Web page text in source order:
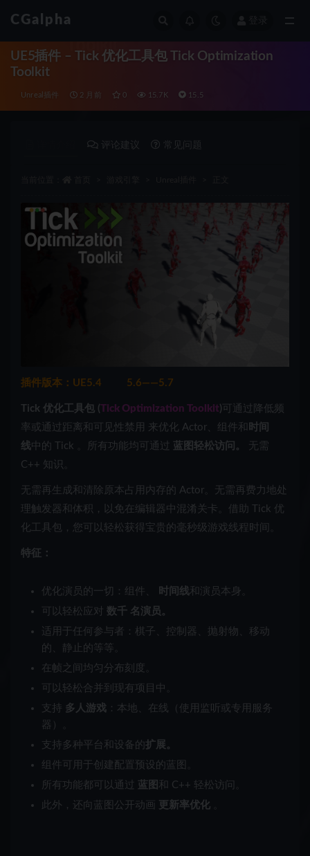
CGalpha
UE5插件 – Tick 优化工具包 Tick Optimization
Toolkit
Unreal插件 2 月前 0 15.7K 15.5
评论建议 常见问题
插件版本：UE5.4 5.6——5.7
Tick 优化工具包 (Tick Optimization Toolkit) 可通过降低频
率或通过距离和可见性禁用 来优化 Actor、组件和 时间
线中的 Tick 。所有功能均可通过 蓝图轻松访问。 无需
C++ 知识。
无需再生成和清除原本占用内存的 Actor。无需再费力地处
理触发器和体积，以免在编辑器中混淆关卡。借助 Tick 优
化工具包，您可以轻松获得宝贵的毫秒级游戏线程时间。
特征：
优化演员的一切：组件、 时间线和演员本身。
可以轻松应对 数千 名演员。
适用于任何参与者：棋子、控制器、抛射物、移动
的、静止的等等。
在帧之间均匀分布刻度。
可以轻松合并到现有项目中。
支持 多人游戏 ：本地、在线（使用监听或专用服务
器）。
支持多种平台和设备的 扩展。
组件可用于创建配置预设的蓝图。
所有功能都可以通过 蓝图 和 C++ 轻松访问。
此外，还向蓝图公开动画
更新率优化